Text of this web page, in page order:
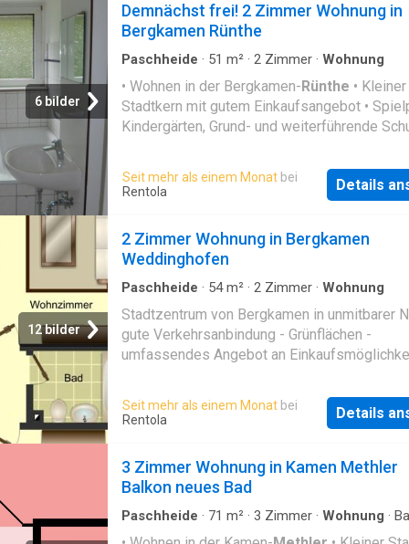
6 bilder
Demnächst frei! 2 Zimmer Wohnung in
Bergkamen Rünthe
Paschheide · 51 m² · 2 Zimmer · Wohnung
• Wohnen in der Bergkamen-Rünthe • Kleiner
Stadtkern mit gutem Einkaufsangebot •
Kindergärten, Grund- und weiterführende
am Datn-Hamm-
und das Beverseegebiet laden zu sämtlichen
Freizeitaktivitäten ein. Radfahren, Angeln und
Wohnlage bietet eine sehr gute Anbindung
Autobahnanschlusssle A 1. Die umliegenden
sind ebenso schnell zu erreichen. Halteslen
ÖPNV liegen nur wenige Gehminuten
Dienstleistungen vor Ort: Arztpraxen und
Seit mehr als einem Monat bei
Rentola
Details
12 bilder
2 Zimmer Wohnung in Bergkamen
Weddinghofen
Paschheide · 54m² · 2 Zimmer · Wohnung
Stadtzentrum von Bergkamen in unmitbarer
gute Verkehrsanbindung - Grünflächen -
umfassendes Angebot an
Seit mehr als einem Monat bei
Rentola
Details
3 Zimmer Wohnung in Kamen Methler
Balkon neues Bad
Paschheide · 71 m² · 3 Zimmer · Wohnung ·